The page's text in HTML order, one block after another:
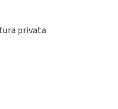
privata